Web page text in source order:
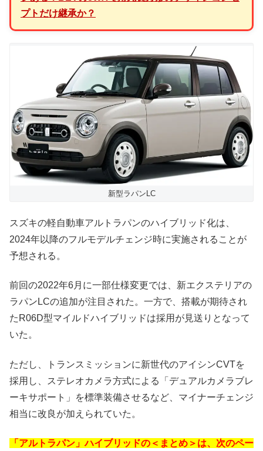
プトだけ継承か？
新型ラパンLC
スズキの軽自動車アルトラパンのハイブリッド化は、
2024年以降のフルモデルチェンジ時に実施されることが
予想される。
前回の2022年6月に一部仕様変更では、新エクステリアの
ラパンLCの追加が注目された。一方で、搭載が期待され
たR06D型マイルドハイブリッドは採用が見送りとなって
いた。
ただし、トランスミッションに新世代のアイシンCVTを
採用し、ステレオカメラ方式による「デュアルカメラブレ
ーキサポート」を標準装備させるなど、マイナーチェンジ
相当に改良が加えられていた。
「アルトラパン」ハイブリッドの＜まとめ＞は、次のペー